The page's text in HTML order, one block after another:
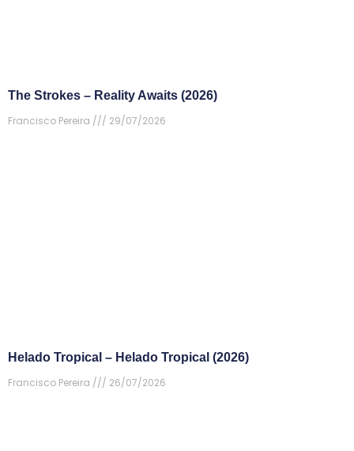
The Strokes – Reality Awaits (2026)
Francisco Pereira
29/07/2026
Helado Tropical – Helado Tropical (2026)
Francisco Pereira
26/07/2026